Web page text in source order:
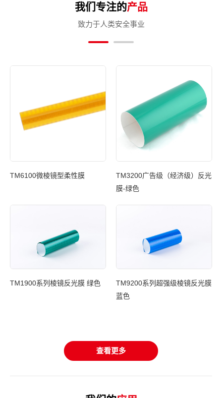
我们专注的产品
致力于人类安全事业
TM6100微棱镜型柔性膜
TM3200广告级（经济级）反光
膜-绿色
TM1900系列棱镜反光膜 绿色
TM9200系列超强级棱镜反光膜
蓝色
查看更多